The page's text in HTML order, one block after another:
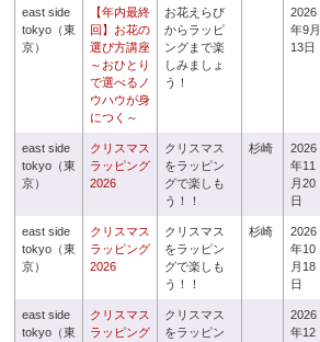
east side
tokyo（東
京）
【年内最終
回】お花の
選び方講座
～おひとり
で選べるノ
ウハウが身
につく～
お花えらび
からラッピ
ングまで楽
しみましょ
う！
2026
年9月
13日
east side
tokyo（東
京）
クリスマス
ラッピング
2026
クリスマス
をラッピン
グで楽しも
う！！
杉崎
2026
年11
月20
日
east side
tokyo（東
京）
クリスマス
ラッピング
2026
クリスマス
をラッピン
グで楽しも
う！！
杉崎
2026
年10
月18
日
east side
tokyo（東
クリスマス
ラッピング
クリスマス
をラッピン
2026
年12